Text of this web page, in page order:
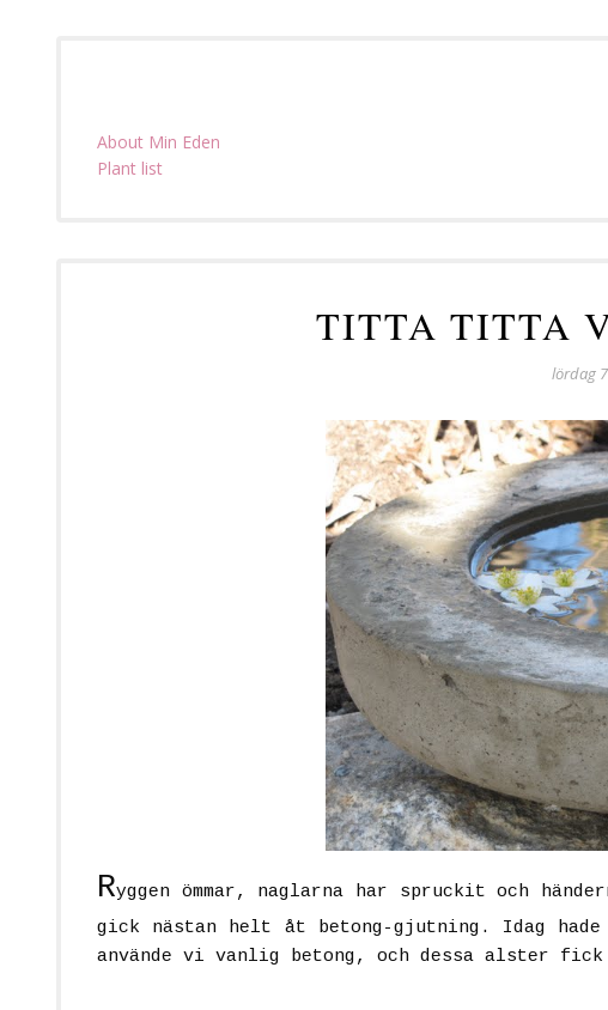
About Min Eden
Plant list
TITTA TITTA
lördag
Ryggen ömmar, naglarna har spruckit och
gick nästan helt åt betong-gjutning. Idag
använde vi vanlig betong, och dessa alster fick